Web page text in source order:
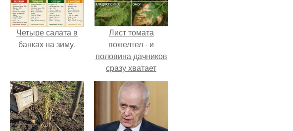
Четыре салата в
банках на зиму.
Лист томата
пожелтел - и
половина дачников
сразу хватает
удобрение.